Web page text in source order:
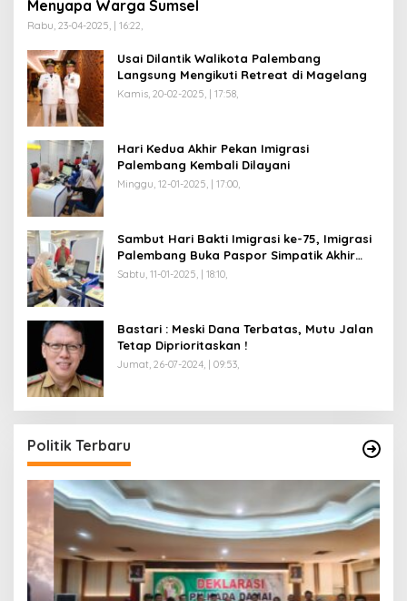
Menyapa Warga Sumsel
Rabu, 23-04-2025, | 16:22,
Usai Dilantik Walikota Palembang
Langsung Mengikuti Retreat di Magelang
Kamis, 20-02-2025, | 17:58,
Hari Kedua Akhir Pekan Imigrasi
Palembang Kembali Dilayani
Minggu, 12-01-2025, | 17:00,
Sambut Hari Bakti Imigrasi ke-75, Imigrasi
Palembang Buka Paspor Simpatik Akhir
Pekan
Sabtu, 11-01-2025, | 18:10,
Bastari : Meski Dana Terbatas, Mutu Jalan
Tetap Diprioritaskan !
Jumat, 26-07-2024, | 09:53,
Politik Terbaru